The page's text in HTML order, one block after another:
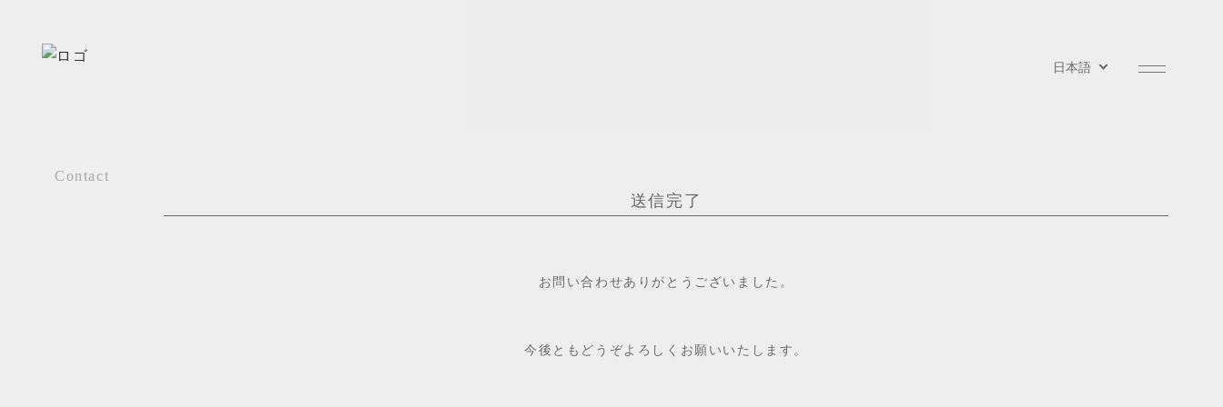
Contact
送信完了
お問い合わせありがとうございました。
今後ともどうぞよろしくお願いいたします。